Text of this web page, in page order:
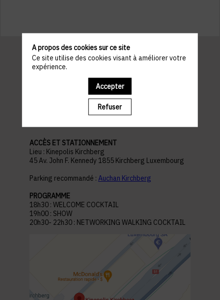
Informations
pratiques
ACCÈS ET STATIONNEMENT
Lieu : Kinepolis Kirchberg
45 Av. John F. Kennedy 1855 Kirchberg Luxembourg
Parking recommandé : Auchan Kirchberg
PROGRAMME
18h30 : WELCOME COCKTAIL
19h00 : SHOW
20h30- 22h30 : NETWORKING WALKING COCKTAIL
A propos des cookies sur ce site
Ce site utilise des cookies visant à améliorer votre
expérience.
Accepter
Refuser